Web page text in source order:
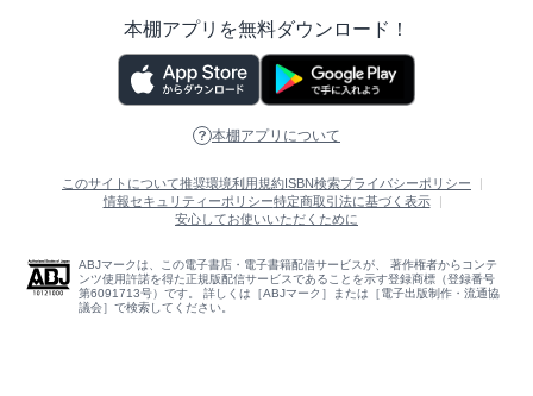
本棚アプリを無料ダウンロード！
本棚アプリについて
このサイトについて推奨環境利用規約 ISBN検索プライバシーポリシー
情報セキュリティーポリシー特定商取引法に基づく表示
安心してお使いいただくために
ABJマークは、この電子書店・電子書籍配信サービスが、 著作権者からコンテ
ンツ使用許諾を得た正規版配信サービスであることを示す登録商標（登録番号
第6091713号）です。 詳しくは［ABJマーク］または［電子出版制作・流通協
議会］で検索してください。